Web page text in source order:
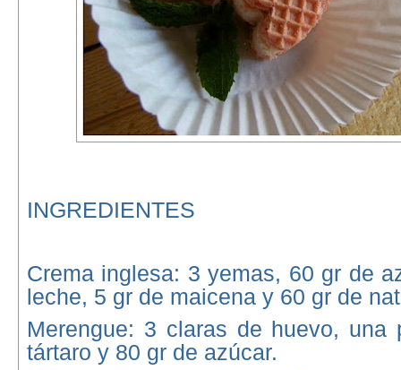
INGREDIENTES
Crema inglesa: 3 yemas, 60 gr de
leche, 5 gr de maicena y 60 gr de
Merengue: 3 claras de huevo, una
tártaro y 80 gr de azúcar.